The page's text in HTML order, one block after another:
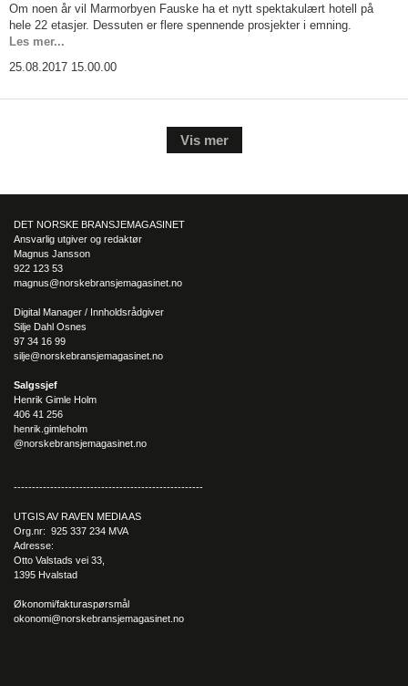
Om noen år vil Marmorbyen Fauske ha et nytt spektakulært hotell på
hele 22 etasjer. Dessuten er flere spennende prosjekter i emning.
Les mer...
25.08.2017 15.00.00
Vis mer
DET NORSKE BRANSJEMAGASINET
Ansvarlig utgiver og redaktør
Magnus Jansson
922 123 53
magnus@norskebransjemagasinet.no
Digital Manager / Innholdsrådgiver
Silje Dahl Osnes
97 34 16 99
silje@norskebransjemagasinet.no
Salgssjef
Henrik Gimle Holm
406 41 256
henrik.gimleholm
@norskebransjemagasinet.no
----------------------------------------------------
UTGIS AV RAVEN MEDIA AS
Org.nr: 925 337 234 MVA
Adresse:
Otto Valstads vei 33,
1395 Hvalstad
Økonomi/fakturaspørsmål
okonomi@norskebransjemagasinet.no